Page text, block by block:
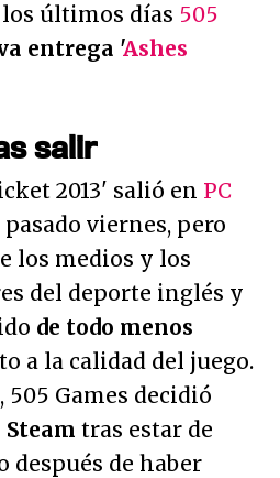
últimos días 505
entrega 'Ashes
salir
2013' salió en PC
viernes, pero
los medios y los
del deporte inglés y
de todo menos
a la calidad del juego.
Games decidió
tras estar de
después de haber